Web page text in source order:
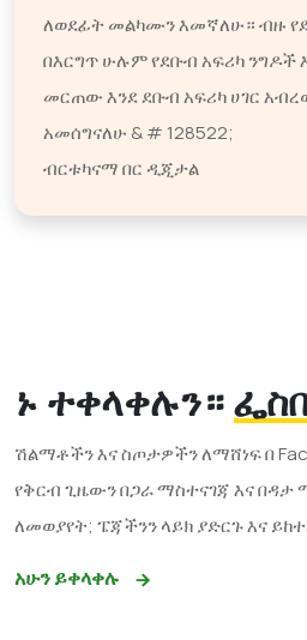
ለወደፊት መልካሙን እመኛለሁ። ብዙ
በእርግጥ ሁሉም የደቡብ አፍሪካ ንግዶች
መርጠው እንደ ደቡብ አፍሪካ ሀገር
አመሰግናለሁ & # 128522;
ብርቱካናማ በር ዲጂታል
ኑ ተቀላቀሉን።
ሽልማቶችን እና ስጦታዎችን ለማሸነፍ በ
የቅርብ ጊዜውን በጋራ ማስተናገጃ እና በዳታ
ለመወያየት; ፔጃችንን ላይክ ያድርጉ እና
አሁን ይቀላቀሉ